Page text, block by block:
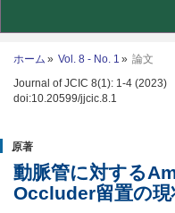
ホーム Vol. 8 - No. 1
論文
Journal of JCIC 8(1): 1-4 (2023)
doi:10.20599/jjcic.8.1
原著
動脈管に対する
Occluder留置の現